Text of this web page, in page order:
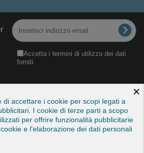
Accetta i termini di utilizzo dei dati
forniti.
×
di accettare i cookie per scopi legati a
I cookie di terze parti a scopo
per offrire funzionalità pubblicitarie
e l'elaborazione dei dati personali